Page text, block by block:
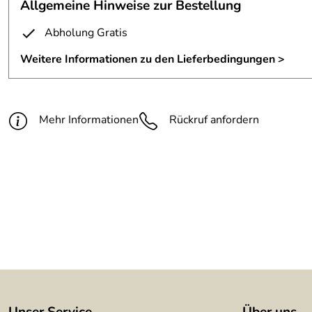
Material:
Fertigungsverfahren:
autogen geschweißt und
Oberfläche 2:
wird im Aussenbereichim Laufe
Allgemeine Hinweise zur Bestellung
Abholung Gratis
Weitere Informationen zu den Lieferbedingungen >
Mehr Informationen Rückruf anfordern